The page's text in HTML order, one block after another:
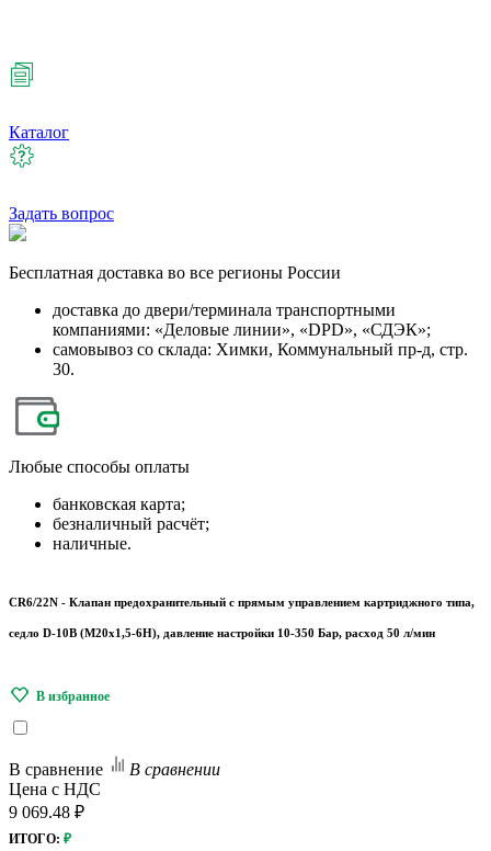
Каталог
Задать вопрос
Бесплатная доставка во все регионы России
доставка до двери/терминала транспортными
компаниями: «Деловые линии», «DPD», «СДЭК»;
самовывоз со склада: Химки, Коммунальный пр-д, стр.
30.
Любые способы оплаты
банковская карта;
безналичный расчёт;
наличные.
CR6/22N - Клапан предохранительный с прямым управлением картриджного типа,
седло D-10B (M20x1,5-6H), давление настройки 10-350 Бар, расход 50 л/мин
В сравнение
В сравнении
Цена с НДС
9 069.48 ₽
ИТОГО: ₽